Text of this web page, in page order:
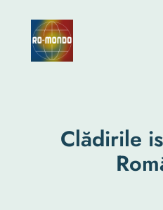
content
Clădirile